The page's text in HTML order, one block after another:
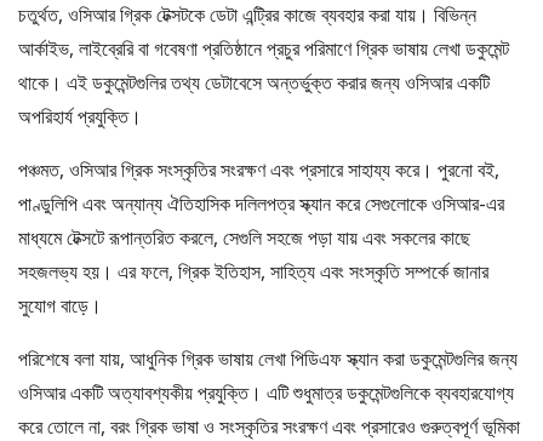
চতুর্থত, ওসিআর গ্রিক টেক্সটকে ডেটা এন্ট্রির কাজে ব্যবহার করা যায়। বিভিন্ন
আর্কাইভ, লাইব্রেরি বা গবেষণা প্রতিষ্ঠানে প্রচুর পরিমাণে গ্রিক ভাষায় লেখা ডকুমেন্ট
থাকে। এই ডকুমেন্টগুলির তথ্য ডেটাবেসে অন্তর্ভুক্ত করার জন্য ওসিআর একটি
অপরিহার্য প্রযুক্তি।
পঞ্চমত, ওসিআর গ্রিক সংস্কৃতির সংরক্ষণ এবং প্রসারে সাহায্য করে। পুরনো বই,
পাণ্ডুলিপি এবং অন্যান্য ঐতিহাসিক দলিলপত্র স্ক্যান করে সেগুলোকে ওসিআর-এর
মাধ্যমে টেক্সটে রূপান্তরিত করলে, সেগুলি সহজে পড়া যায় এবং সকলের কাছে
সহজলভ্য হয়। এর ফলে, গ্রিক ইতিহাস, সাহিত্য এবং সংস্কৃতি সম্পর্কে জানার
সুযোগ বাড়ে।
পরিশেষে বলা যায়, আধুনিক গ্রিক ভাষায় লেখা পিডিএফ স্ক্যান করা ডকুমেন্টগুলির জন্য
ওসিআর একটি অত্যাবশ্যকীয় প্রযুক্তি। এটি শুধুমাত্র ডকুমেন্টগুলিকে ব্যবহারযোগ্য
করে তোলে না, বরং গ্রিক ভাষা ও সংস্কৃতির সংরক্ষণ এবং প্রসারেও গুরুত্বপূর্ণ ভূমিকা